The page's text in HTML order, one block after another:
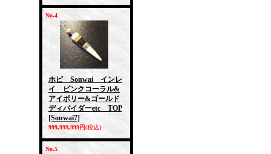
No.4
ホピ Sonwai インレ
イ ピンクコーラル&
アイボリー&ゴールド
ディバイダーetc TOP
[Sonwai7]
999,999,999円(税込)
No.5